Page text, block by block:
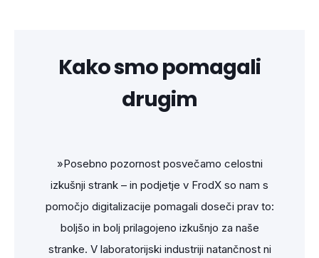
načrt.
Pomagamo vam tudi pri oblikovanju
programov zvestobe – od bonitetnih shem,
Kaj vključuje:
Kako smo pomagali
drugim
»Posebno pozornost posvečamo celostni
izkušnji strank – in podjetje v FrodX so nam s
pomočjo digitalizacije pomagali doseči prav to:
boljšo in bolj prilagojeno izkušnjo za naše
stranke. V laboratorijski industriji natančnost ni